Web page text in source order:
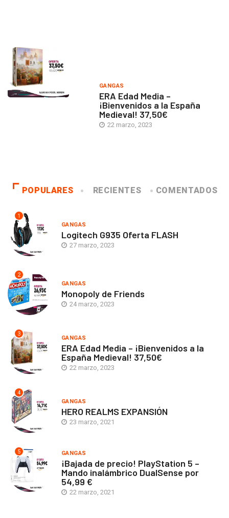
GANGAS
ERA Edad Media –
¡Bienvenidos a la España
Medieval! 37,50€
22 marzo, 2023
POPULARES RECIENTES COMENTADOS
1
GANGAS
Logitech G935 Oferta FLASH
27 marzo, 2023
2
GANGAS
Monopoly de Friends
24 marzo, 2023
3
GANGAS
ERA Edad Media – ¡Bienvenidos a la
España Medieval! 37,50€
22 marzo, 2023
4
GANGAS
HERO REALMS EXPANSIÓN
23 marzo, 2021
5 GANGAS
¡Bajada de precio! PlayStation 5 –
Mando inalámbrico DualSense por
54,99 €
22 marzo, 2021